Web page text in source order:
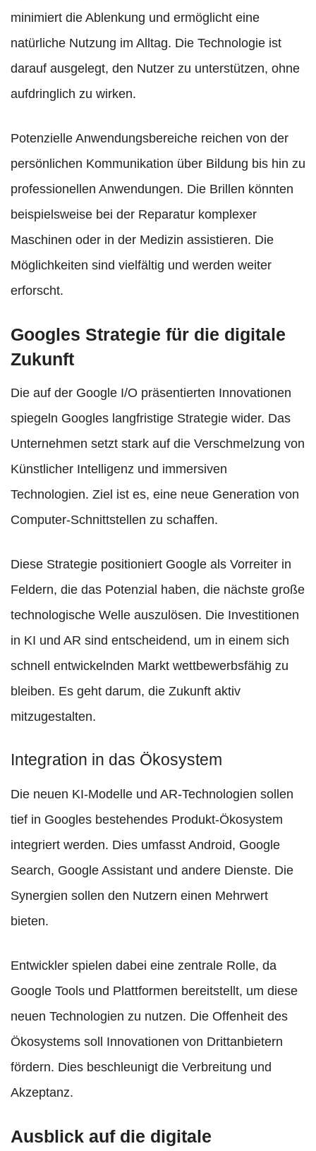
minimiert die Ablenkung und ermöglicht eine
natürliche Nutzung im Alltag. Die Technologie ist
darauf ausgelegt, den Nutzer zu unterstützen, ohne
aufdringlich zu wirken.
Potenzielle Anwendungsbereiche reichen von der
persönlichen Kommunikation über Bildung bis hin zu
professionellen Anwendungen. Die Brillen könnten
beispielsweise bei der Reparatur komplexer
Maschinen oder in der Medizin assistieren. Die
Möglichkeiten sind vielfältig und werden weiter
erforscht.
Googles Strategie für die digitale
Zukunft
Die auf der Google I/O präsentierten Innovationen
spiegeln Googles langfristige Strategie wider. Das
Unternehmen setzt stark auf die Verschmelzung von
Künstlicher Intelligenz und immersiven
Technologien. Ziel ist es, eine neue Generation von
Computer-Schnittstellen zu schaffen.
Diese Strategie positioniert Google als Vorreiter in
Feldern, die das Potenzial haben, die nächste große
technologische Welle auszulösen. Die Investitionen
in KI und AR sind entscheidend, um in einem sich
schnell entwickelnden Markt wettbewerbsfähig zu
bleiben. Es geht darum, die Zukunft aktiv
mitzugestalten.
Integration in das Ökosystem
Die neuen KI-Modelle und AR-Technologien sollen
tief in Googles bestehendes Produkt-Ökosystem
integriert werden. Dies umfasst Android, Google
Search, Google Assistant und andere Dienste. Die
Synergien sollen den Nutzern einen Mehrwert
bieten.
Entwickler spielen dabei eine zentrale Rolle, da
Google Tools und Plattformen bereitstellt, um diese
neuen Technologien zu nutzen. Die Offenheit des
Ökosystems soll Innovationen von Drittanbietern
fördern. Dies beschleunigt die Verbreitung und
Akzeptanz.
Ausblick auf die digitale